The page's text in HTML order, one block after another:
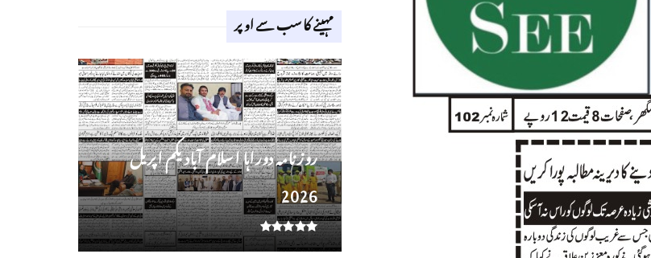
مہینے کا سب سے اوپر
روز نامہ دوراہا اسلام آباد یکم اپریل
2026